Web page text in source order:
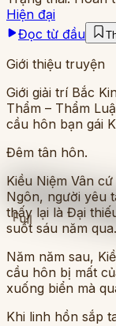
Full
Hiện đại
Đọc từ đầu
Giới thiệu truyện
Giới giải trí Bắc
Thẩm – Thẩm
cầu hôn bạn gái
Đêm tân hôn.
Kiều Niệm Vân
Ngôn, người yêu
thấy lại là Đại
suốt sáu năm qua.
Năm năm sau,
cầu hôn bị mất
xuống biển mà
Khi linh hồn sắp